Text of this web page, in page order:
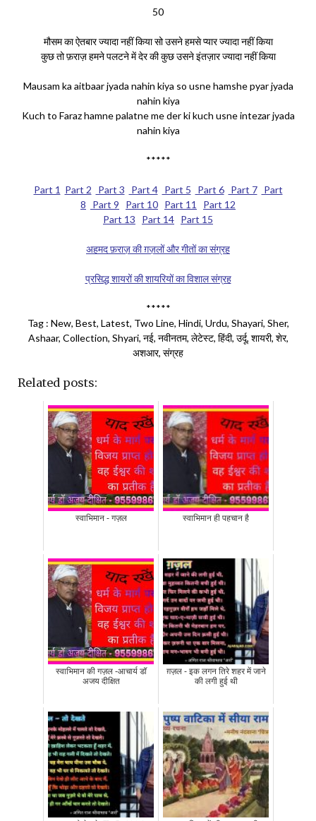
50
मौसम का ऐतबार ज्यादा नहीं किया सो उसने हमसे प्यार ज्यादा नहीं किया
कुछ तो फ़राज़ हमने पलटने में देर की कुछ उसने इंतज़ार ज्यादा नहीं किया
Mausam ka aitbaar jyada nahin kiya so usne hamshe pyar jyada
nahin kiya
Kuch to Faraz hamne palatne me der ki kuch usne intezar jyada
nahin kiya
*****
Part 1 Part 2 Part 3 Part 4 Part 5 Part 6 Part 7
Part
8
Part 9 Part 10 Part 11
Part 12
Part 13
Part 14 Part 15
अहमद फ़राज़ की ग़ज़लों और गीतों का संग्रह
प्रसिद्ध शायरों की शायरियों का विशाल संग्रह
*****
Tag : New, Best, Latest, Two Line, Hindi, Urdu, Shayari, Sher,
Ashaar, Collection, Shyari, नई, नवीनतम, लेटेस्ट, हिंदी, उर्दू, शायरी, शेर,
अशआर, संग्रह
Related posts:
स्वाभिमान - गज़ल स्वाभिमान ही पहचान है
स्वाभिमान की गज़ल -आचार्य डॉ
अजय दीक्षित
ग़ज़ल - इक लगन तिरे शहर में जाने
की लगी हुई थी